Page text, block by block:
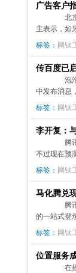
广告客户
北京
主表示，如
标签： 网钛
传百度已
泡泡
中发布消
标签： 网钛
李开复：
腾讯
不过现在预
标签： 网钛
马化腾兑
腾讯
的一站式
标签： 网钛
位置服务
在播